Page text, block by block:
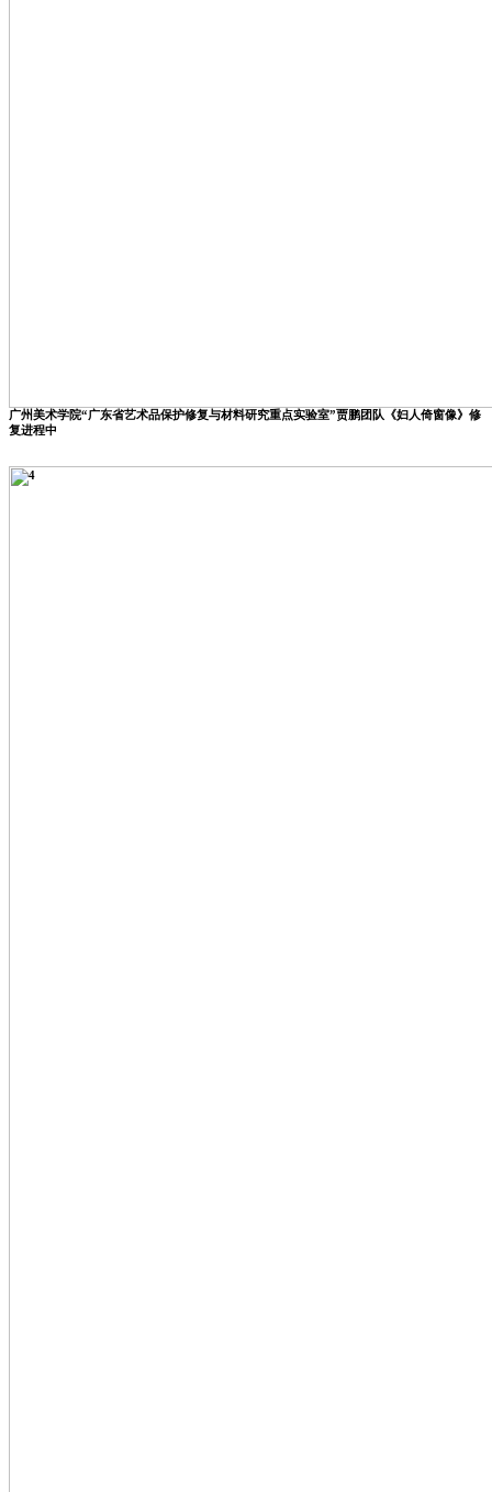
广州美术学院“广东省艺术品保护修复与材料研究重点实验室”贾鹏团队《妇人倚窗像》修
复进程中